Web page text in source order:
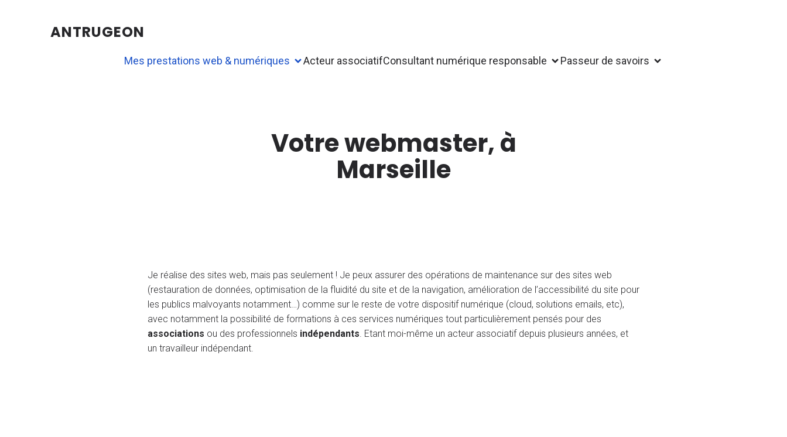
ANTRUGEON
Mes prestations web & numériques Acteur associatifConsultant numérique responsable Passeur de savoirs
Votre webmaster, à
Marseille
Je réalise des sites web, mais pas seulement ! Je peux assurer des opérations de maintenance sur des sites web
(restauration de données, optimisation de la fluidité du site et de la navigation, amélioration de l’accessibilité du site pour
les publics malvoyants notamment…) comme sur le reste de votre dispositif numérique (cloud, solutions emails, etc),
avec notamment la possibilité de formations à ces services numériques tout particulièrement pensés pour des
associations ou des professionnels indépendants. Etant moi-même un acteur associatif depuis plusieurs années, et
un travailleur indépendant.